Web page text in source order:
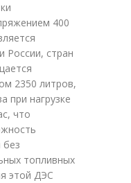
400
России, стран
2350 литров,
при нагрузке
что
без
топливных
этой ДЭС